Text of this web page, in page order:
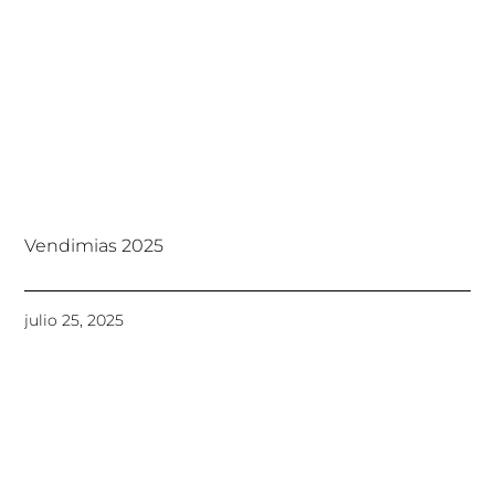
Vendimias 2025
julio 25, 2025